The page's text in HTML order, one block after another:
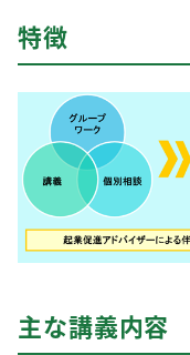
特徴
主な講義内容